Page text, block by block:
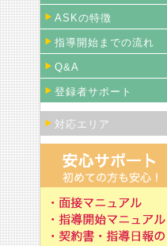
ASKの特徴
指導開始までの流れ
Q&A
登録者サポート
対応エリア